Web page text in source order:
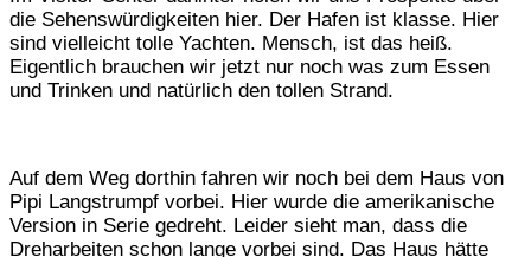
die Sehenswürdigkeiten hier. Der Hafen ist klasse. Hier
sind vielleicht tolle Yachten. Mensch, ist das heiß.
Eigentlich brauchen wir jetzt nur noch was zum Essen
und Trinken und natürlich den tollen Strand.
Auf dem Weg dorthin fahren wir noch bei dem Haus von
Pipi Langstrumpf vorbei. Hier wurde die amerikanische
Version in Serie gedreht. Leider sieht man, dass die
Dreharbeiten schon lange vorbei sind. Das Haus hätte